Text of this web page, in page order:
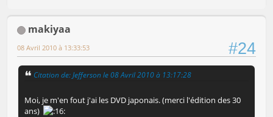
makiyaa
#24
08 Avril 2010 à 13:33:53
Citation de: Jefferson le 08 Avril 2010 à 13:17:28
Moi, je m'en fout j'ai les DVD japonais. (merci l'édition des 30
ans)